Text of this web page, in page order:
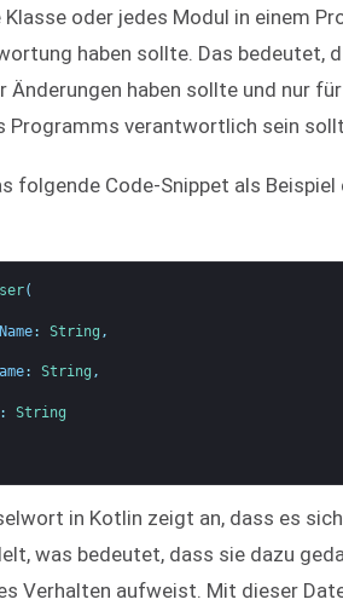
oder jedes Modul in einem
haben sollte. Das bedeutet,
Änderungen haben sollte und nur
Programms verantwortlich sein
folgende Code-Snippet als
(
: String ,
: String ,
: String
in Kotlin zeigt an, dass es
was bedeutet, dass sie dazu
Verhalten aufweist. Mit dieser